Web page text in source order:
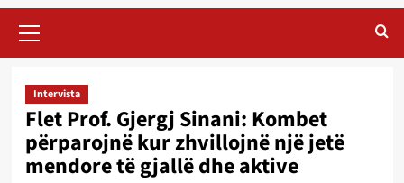
Menu
Intervista
Flet Prof. Gjergj Sinani: Kombet
përparojnë kur zhvillojnë një jetë
mendore të gjallë dhe aktive